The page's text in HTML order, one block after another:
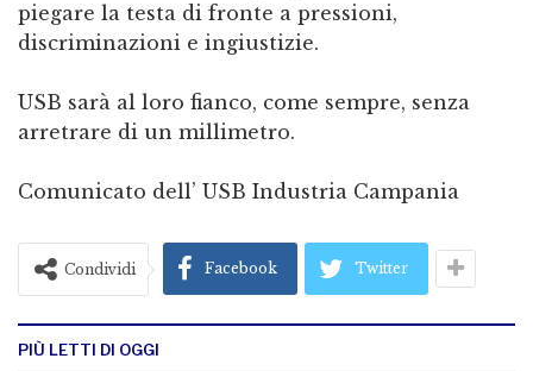
piegare la testa di fronte a pressioni,
discriminazioni e ingiustizie.
USB sarà al loro fianco, come sempre, senza
arretrare di un millimetro.
Comunicato dell’ USB Industria Campania
Condividi Facebook Twitter
PIÙ LETTI DI OGGI